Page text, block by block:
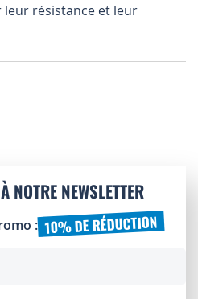
leur résistance et leur
NOTRE NEWSLETTER
: 10% DE RÉDUCTION